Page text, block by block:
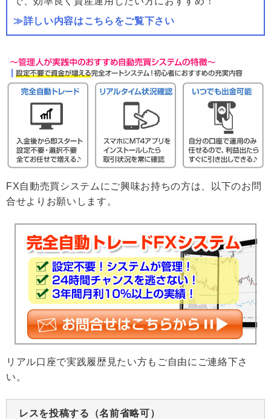
≫詳しい内容はこちらをご覧下さい
FX自動売買システムにご興味お持ちの方は、以下のお問
合せよりお願いします。
リアル口座で実践履歴見たい方もご自由にご連絡下さ
い。
レスを投稿する（名前省略可）